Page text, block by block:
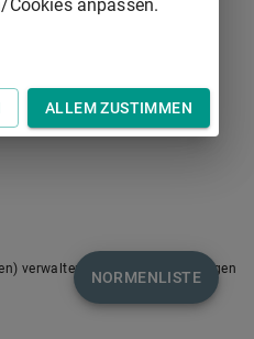
NORMENLISTE
verwalten Nutzungsbedingungen
anpassen.
ALLEM ZUSTIMMEN